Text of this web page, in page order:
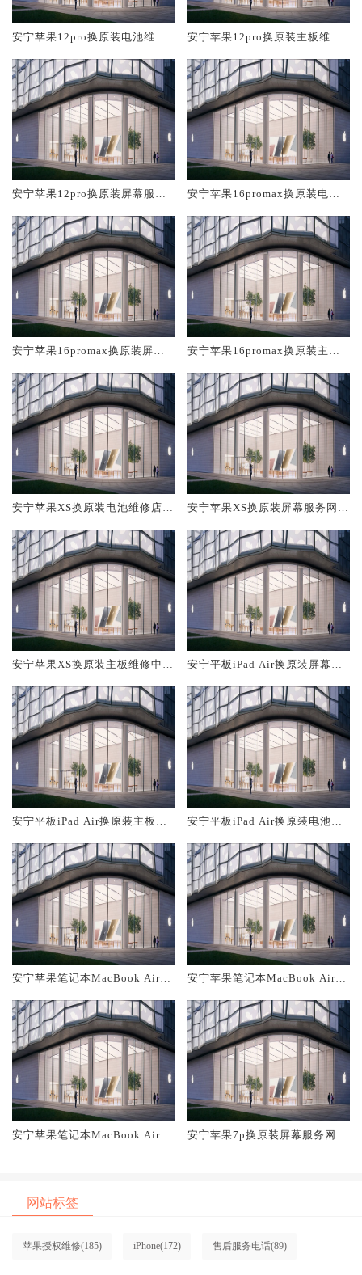
安宁苹果12pro换原装电池维修
安宁苹果12pro换原装主板维修
安宁苹果12pro换原装屏幕服务
安宁苹果16promax换原装电池
安宁苹果16promax换原装屏幕
安宁苹果16promax换原装主板
安宁苹果XS换原装电池维修店大
安宁苹果XS换原装屏幕服务网点
安宁苹果XS换原装主板维修中心
安宁平板iPad Air换原装屏幕服
安宁平板iPad Air换原装主板维
安宁平板iPad Air换原装电池维
安宁苹果笔记本MacBook Air换
安宁苹果笔记本MacBook Air换
安宁苹果笔记本MacBook Air换
安宁苹果7p换原装屏幕服务网点
网站标签
苹果授权维修(185) iPhone(172) 售后服务电话(89)